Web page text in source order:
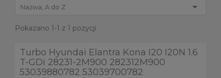
Nazwa, A do Z 
Pokazano 1-1 z 1 pozycji
Turbo Hyundai Elantra Kona I20 I20N 1.6
T-GDi 28231-2M900 282312M900
53039880782 53039700782